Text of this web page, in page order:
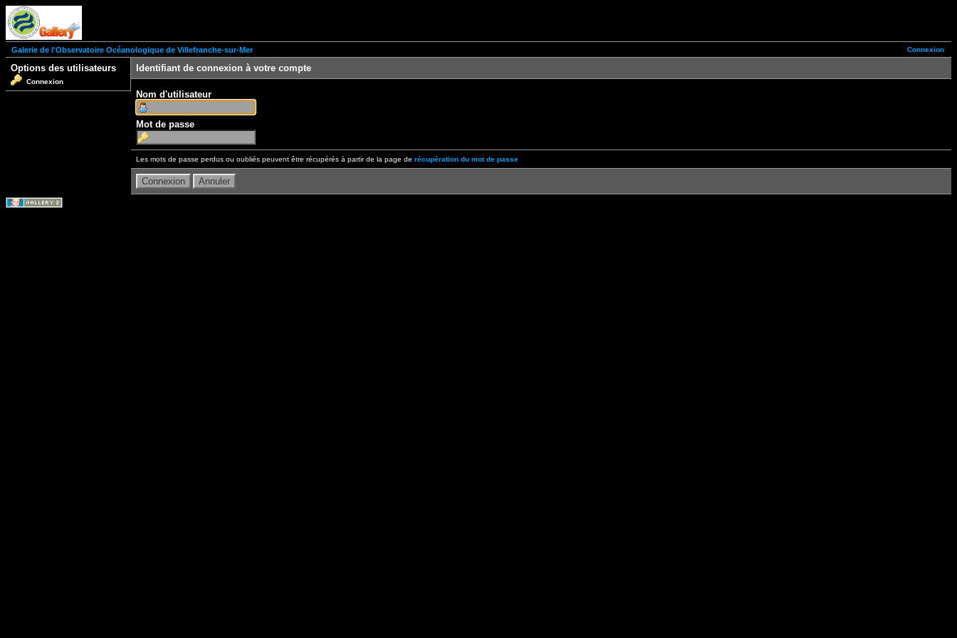
Connexion
Galerie de l'Observatoire Océanologique de Villefranche-sur-Mer
Options des utilisateurs
Connexion
Identifiant de connexion à votre compte
Nom d'utilisateur
Mot de passe
Les mots de passe perdus ou oubliés peuvent être récupérés à partir de la page de récupération du mot de passe